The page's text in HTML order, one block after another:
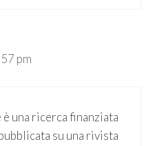
pm
una ricerca finanziata
su una rivista